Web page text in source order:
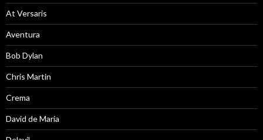
At Versaris
Aventura
Bob Dylan
Chris Martin
Crema
David de Maria